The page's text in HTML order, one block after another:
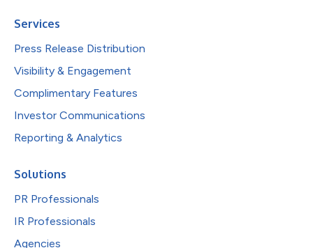
Services
Press Release Distribution
Visibility & Engagement
Complimentary Features
Investor Communications
Reporting & Analytics
Solutions
PR Professionals
IR Professionals
Agencies